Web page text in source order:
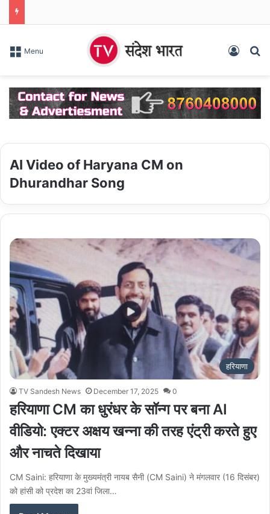
Menu Log In
AI Video of Haryana CM on
Dhurandhar Song
हरियाणा
TV Sandesh News December 17, 2025 0
हरियाणा CM का धुरंधर के सॉन्ग पर बना AI
वीडियो: एक्टर अक्षय खन्ना की तरह एंट्री करते हुए
और नाचते दिखाया
CM Saini: हरियाणा के मुख्यमंत्री नायब सैनी (CM Saini) ने मंगलवार (16 दिसंबर)
को हांसी को प्रदेश का 23वां जिला…